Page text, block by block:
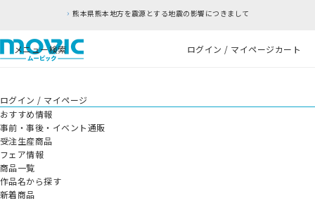
熊本地方を震源とする地震の影響につきまして
メニュー検索 ログイン / マイページカート
ログイン / マイページ
おすすめ情報
事前・事後・イベント通販
受注生産商品
フェア情報
商品一覧
作品名から探す
新着商品